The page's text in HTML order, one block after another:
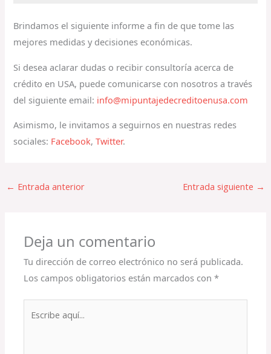
Brindamos el siguiente informe a fin de que tome las
mejores medidas y decisiones económicas.
Si desea aclarar dudas o recibir consultoría acerca de
crédito en USA, puede comunicarse con nosotros a través
del siguiente email: info@mipuntajedecreditoenusa.com
Asimismo, le invitamos a seguirnos en nuestras redes
sociales: Facebook,Twitter.
← Entrada anterior Entrada siguiente →
Deja un comentario
Tu dirección de correo electrónico no será publicada.
Los campos obligatorios están marcados con*